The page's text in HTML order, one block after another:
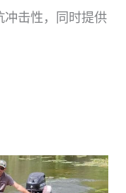
冲击性，同时提供